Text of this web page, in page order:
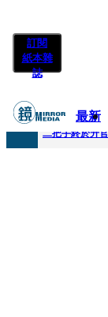
訂閱
紙本雜
誌
最新
快訊